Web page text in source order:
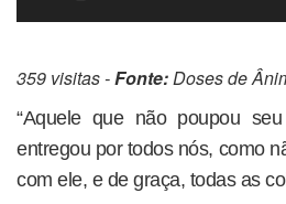
359 visitas -Fonte:Doses de
“Aquele que não poupou
entregou por todos nós, como
com ele, e de graça, todas as